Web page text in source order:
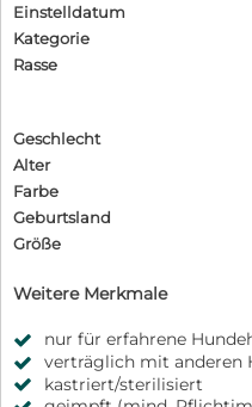
Einstelldatum
Kategorie
Rasse
Geschlecht
Alter
Farbe
Geburtsland
Größe
Weitere Merkmale
nur für erfahrene
verträglich mit anderen
kastriert/sterilisiert